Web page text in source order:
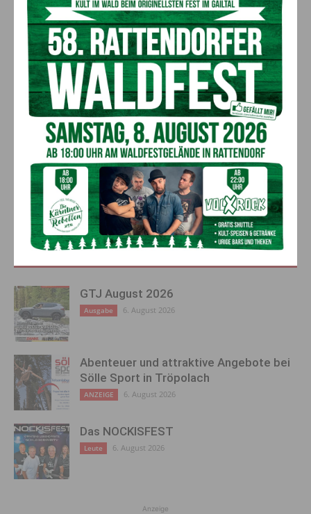
Kontakt:
Bei Interesse oder für nähere Informationen steht folgende
Kontaktperson gerne zur Verfügung:Elfi Pucher, Tel.: 0676-
883 88800
Vorheriger Artikel
Durchbruch bei Sanierung der
Volksschule Egg
Nächster Artikel
AK-Tagung „Gesellschaft
gestalten“ setzt Impulse für
moderne Rollenbilder in Beruf
und Alltag
AKTUELLES
GTJ August 2026
Ausgabe 6. August 2026
Abenteuer und attraktive Angebote bei
Sölle Sport in Tröpolach
ANZEIGE 6. August 2026
Das NOCKISFEST
Leute 6. August 2026
Anzeige